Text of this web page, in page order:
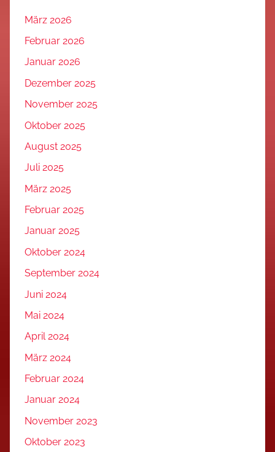
März 2026
Februar 2026
Januar 2026
Dezember 2025
November 2025
Oktober 2025
August 2025
Juli 2025
März 2025
Februar 2025
Januar 2025
Oktober 2024
September 2024
Juni 2024
Mai 2024
April 2024
März 2024
Februar 2024
Januar 2024
November 2023
Oktober 2023